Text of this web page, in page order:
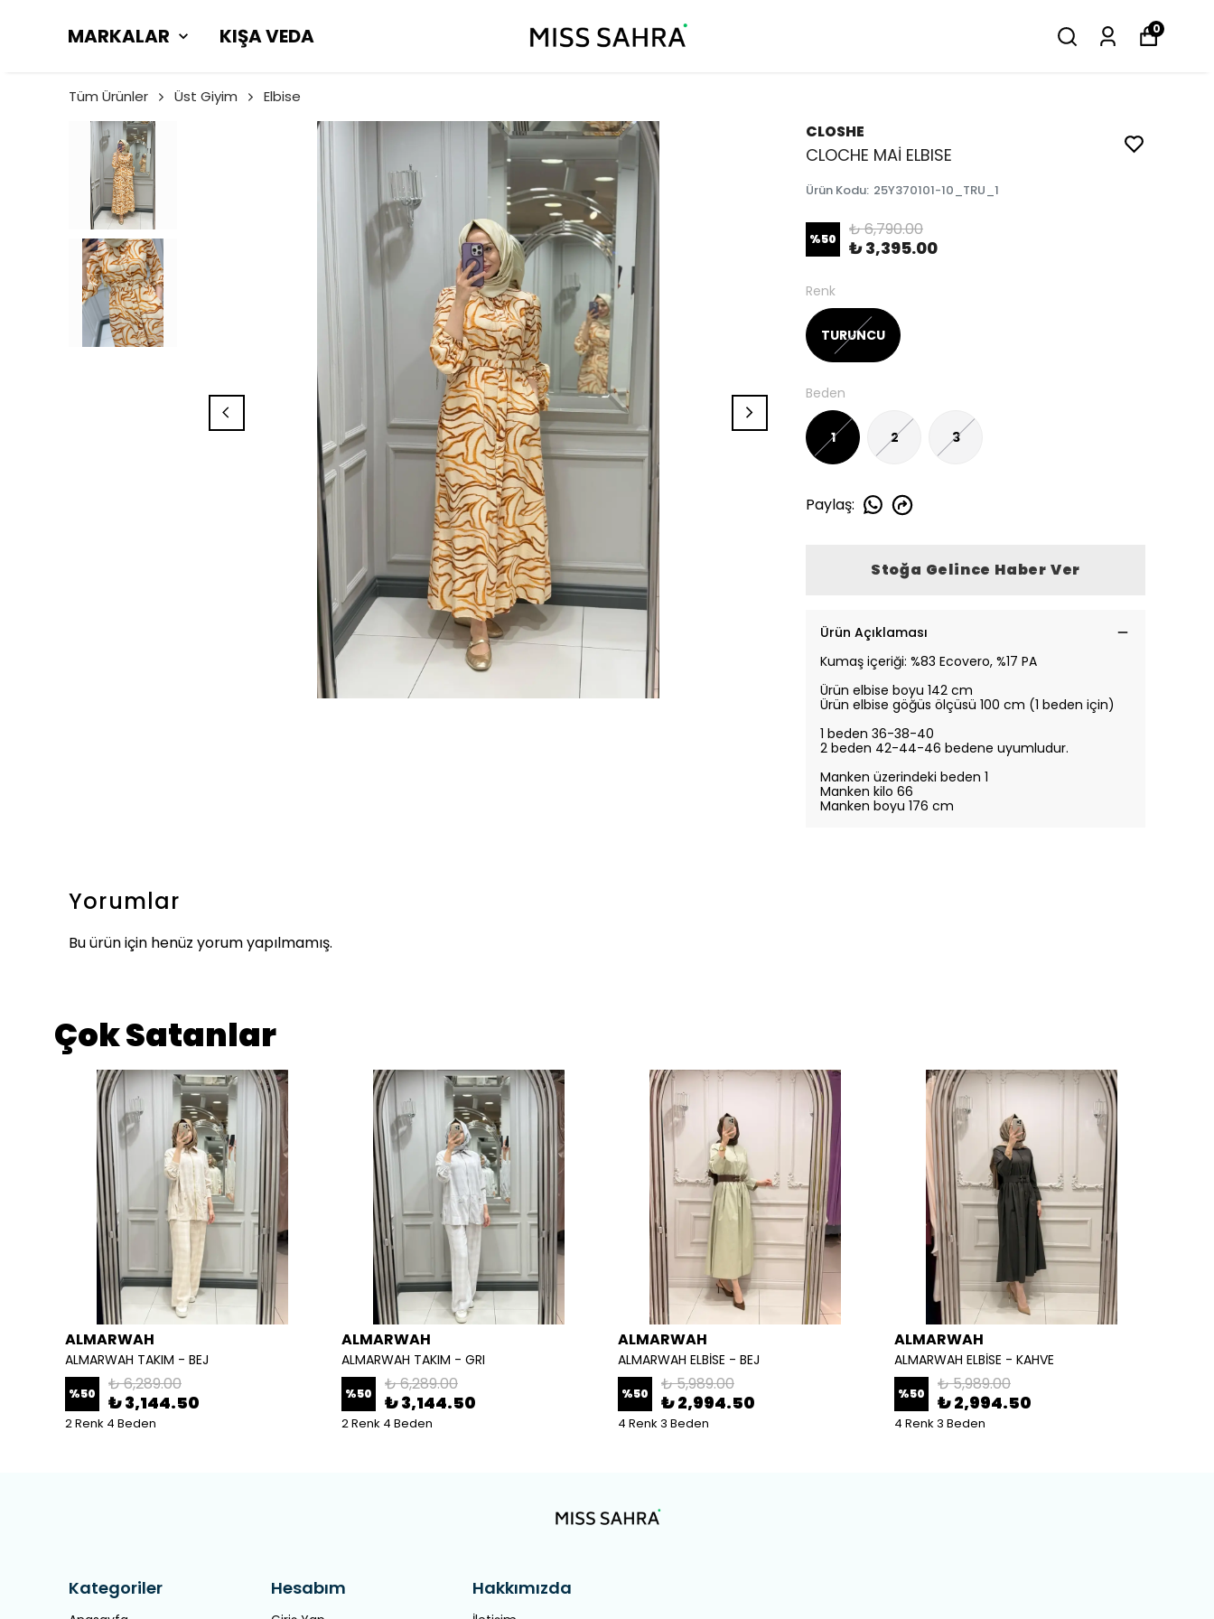
MARKALAR KIŞA VEDA 0
Tüm Ürünler Üst Giyim Elbise
CLOSHE
CLOCHE MAİ ELBISE
Ürün Kodu: 25Y370101-10_TRU_1
%50 ₺ 6,790.00
₺ 3,395.00
Renk
TURUNCU
Beden
1 2 3
Paylaş:
Stoğa Gelince Haber Ver
Ürün Açıklaması
Kumaş içeriği: %83 Ecovero, %17 PA
Ürün elbise boyu 142 cm
Ürün elbise göğüs ölçüsü 100 cm (1 beden için)
1 beden 36-38-40
2 beden 42-44-46 bedene uyumludur.
Manken üzerindeki beden 1
Manken kilo 66
Manken boyu 176 cm
Yorumlar
Bu ürün için henüz yorum yapılmamış.
Çok Satanlar
ALMARWAH
ALMARWAH TAKIM - BEJ
%50 ₺ 6,289.00
₺ 3,144.50
2 Renk 4 Beden
ALMARWAH
ALMARWAH TAKIM - GRI
%50 ₺ 6,289.00
₺ 3,144.50
2 Renk 4 Beden
ALMARWAH
ALMARWAH ELBİSE - BEJ
%50 ₺ 5,989.00
₺ 2,994.50
4 Renk 3 Beden
ALMARWAH
ALMARWAH ELBİSE - KAHVE
%50 ₺ 5,989.00
₺ 2,994.50
4 Renk 3 Beden
Kategoriler Hesabım Hakkımızda